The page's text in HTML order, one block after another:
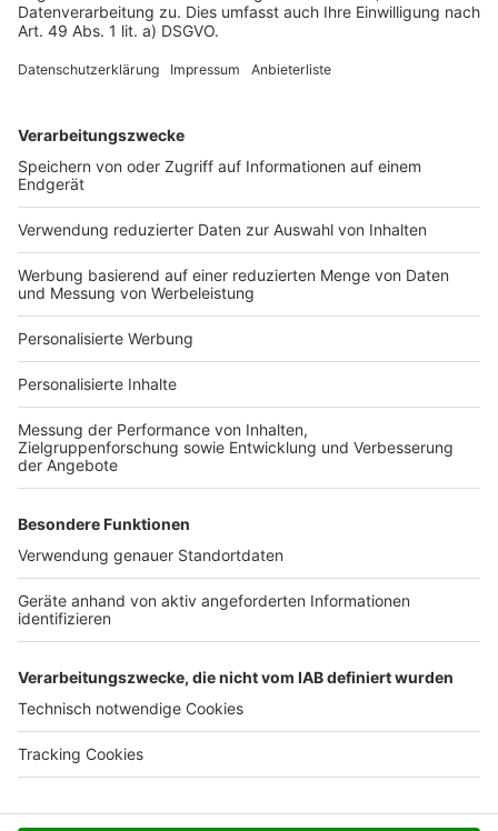
Impressum
Services
Bauprojekt-Quiz
Häuser-Suche
Hausanbieter-Suche
Bauprojekt-Profil
Für Unternehmen
Ihre Baufirma auf bauen.de
Kostenloses Infogespräch